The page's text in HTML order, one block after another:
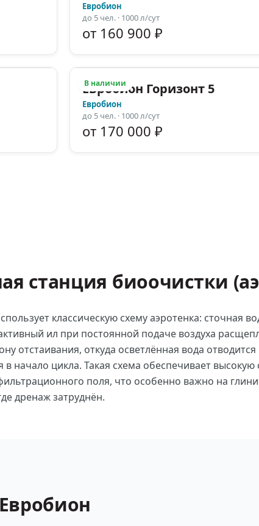
Евробион
до 5чел.· 1000 л/сут
от 160 900 ₽
В наличии
Евробион Горизонт 5
Евробион
до 5чел.· 1000 л/сут
от 170 000 ₽
станция биоочистки
классическую схему аэротенка: сточная
ил при постоянной подаче воздуха
отстаивания, откуда осветлённая вода
в начало цикла. Такая схема обеспечивает
поля, что особенно важно на
дренаж затруднён.